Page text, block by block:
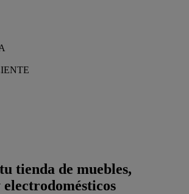
tienda de muebles,